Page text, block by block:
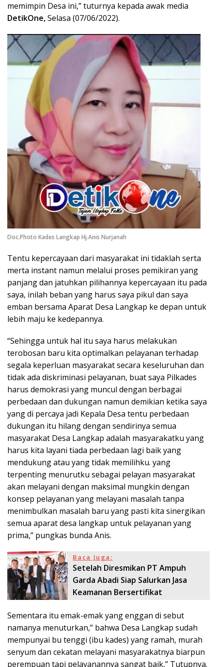
memimpin Desa ini,” tuturnya kepada awak media
DetikOne,Selasa (07/06/2022).
Doc.Photo Kades Langkap Hj.Anis Nurjanah
Tentu kepercayaan dari masyarakat ini tidaklah serta
merta instant namun melalui proses pemikiran yang
panjang dan jatuhkan pilihannya kepercayaan itu pada
saya, inilah beban yang harus saya pikul dan saya
emban bersama Aparat Desa Langkap ke depan untuk
lebih maju ke kedepannya.
“Sehingga untuk hal itu saya harus melakukan
terobosan baru kita optimalkan pelayanan terhadap
segala keperluan masyarakat secara keseluruhan dan
tidak ada diskriminasi pelayanan, buat saya Pilkades
harus demokrasi yang muncul dengan berbagai
perbedaan dan dukungan namun demikian ketika saya
yang di percaya jadi Kepala Desa tentu perbedaan
dukungan itu hilang dengan sendirinya semua
masyarakat Desa Langkap adalah masyarakatku yang
harus kita layani tiada perbedaan lagi baik yang
mendukung atau yang tidak memilihku. yang
terpenting menurutku sebagai pelayan masyarakat
akan melayani dengan maksimal mungkin dengan
konsep pelayanan yang melayani masalah tanpa
menimbulkan masalah baru yang pasti kita sinergikan
semua aparat desa langkap untuk pelayanan yang
prima,” pungkas bunda Anis.
Baca Juga:
Setelah Diresmikan PT Ampuh
Garda Abadi Siap Salurkan Jasa
Keamanan Bersertifikat
Sementara itu emak-emak yang enggan di sebut
namanya menuturkan,” bahwa Desa Langkap sudah
mempunyai bu tenggi (ibu kades) yang ramah, murah
senyum dan cekatan melayani masyarakatnya biarpun
perempuan tapi pelayanannya sangat baik,” Tutupnya.